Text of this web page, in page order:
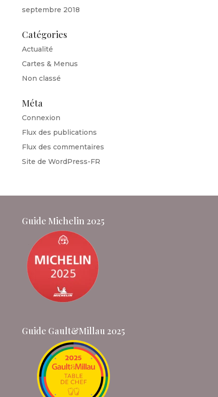
septembre 2018
Catégories
Actualité
Cartes & Menus
Non classé
Méta
Connexion
Flux des publications
Flux des commentaires
Site de WordPress-FR
Guide Michelin 2025
Guide Gault&Millau 2025